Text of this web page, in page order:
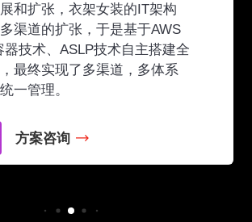
和扩张，衣架女装的IT架构
渠道的扩张，于是基于AWS
器技术、ASLP技术自主搭建全
最终实现了多渠道，多体系
一管理。
方案咨询